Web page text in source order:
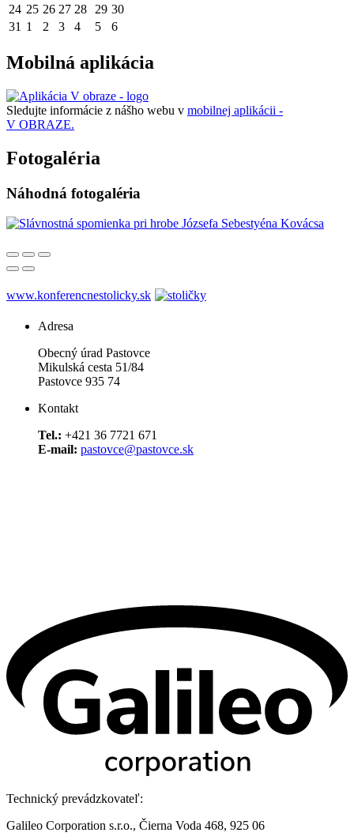
24 25 26 27 28 29 30
31 1 2 3 4 5 6
Mobilná aplikácia
Sledujte informácie z nášho webu v mobilnej aplikácii -
V OBRAZE.
Fotogaléria
Náhodná fotogaléria
www.konferencnestolicky.sk
Adresa
Obecný úrad Pastovce
Mikulská cesta 51/84
Pastovce 935 74
Kontakt
Tel.: +421 36 7721 671
E-mail: pastovce@pastovce.sk
Technický prevádzkovateľ:
Galileo Corporation s.r.o., Čierna Voda 468, 925 06